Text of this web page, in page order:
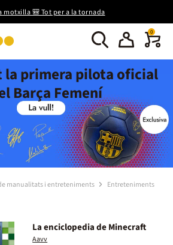
motxilla 🎒 Tot per a la tornada
0
la primera pilota oficial
Barça Femení
manualitats i entreteniments Entreteniments
La enciclopedia de Minecraft
Aavv